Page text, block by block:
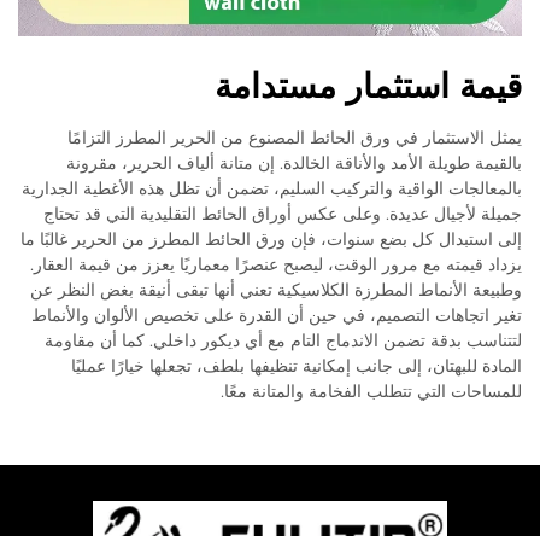
قيمة استثمار مستدامة
يمثل الاستثمار في ورق الحائط المصنوع من الحرير المطرز التزامًا
بالقيمة طويلة الأمد والأناقة الخالدة. إن متانة ألياف الحرير، مقرونة
بالمعالجات الواقية والتركيب السليم، تضمن أن تظل هذه الأغطية الجدارية
جميلة لأجيال عديدة. وعلى عكس أوراق الحائط التقليدية التي قد تحتاج
إلى استبدال كل بضع سنوات، فإن ورق الحائط المطرز من الحرير غالبًا ما
يزداد قيمته مع مرور الوقت، ليصبح عنصرًا معماريًا يعزز من قيمة العقار.
وطبيعة الأنماط المطرزة الكلاسيكية تعني أنها تبقى أنيقة بغض النظر عن
تغير اتجاهات التصميم، في حين أن القدرة على تخصيص الألوان والأنماط
لتتناسب بدقة تضمن الاندماج التام مع أي ديكور داخلي. كما أن مقاومة
المادة للبهتان، إلى جانب إمكانية تنظيفها بلطف، تجعلها خيارًا عمليًا
للمساحات التي تتطلب الفخامة والمتانة معًا.